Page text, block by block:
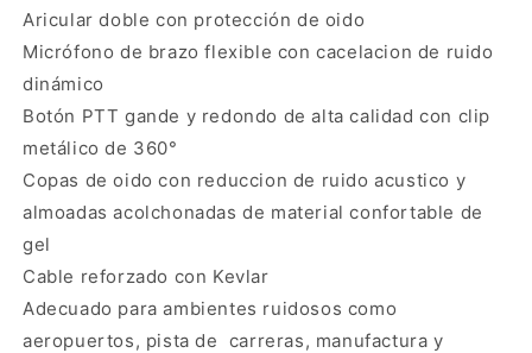
Aricular doble con protección de oido
Micrófono de brazo flexible con cacelacion de ruido
dinámico
Botón PTT gande y redondo de alta calidad con clip
metálico de 360°
Copas de oido con reduccion de ruido acustico y
almoadas acolchonadas de material confortable de
gel
Cable reforzado con Kevlar
Adecuado para ambientes ruidosos como
aeropuertos, pista de carreras, manufactura y